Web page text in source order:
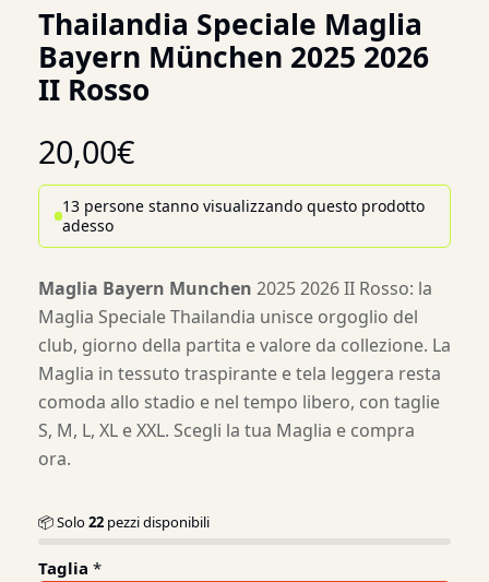
Thailandia Speciale Maglia
Bayern München 2025 2026
II Rosso
20,00€
13 persone stanno visualizzando questo prodotto
adesso
Maglia Bayern Munchen 2025 2026 II Rosso: la
Maglia Speciale Thailandia unisce orgoglio del
club, giorno della partita e valore da collezione. La
Maglia in tessuto traspirante e tela leggera resta
comoda allo stadio e nel tempo libero, con taglie
S, M, L, XL e XXL. Scegli la tua Maglia e compra
ora.
📦 Solo22 pezzi disponibili
Taglia *